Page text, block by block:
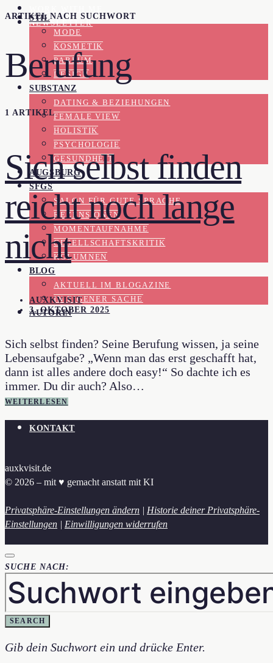
NEWSLETTER
STIL
MODE
KOSMETIK
PARFUM
DESIGN
SUBSTANZ
DATING & BEZIEHUNGEN
FEMALE VIEW
HOLISTIK
PSYCHOLOGIE
GESUNDHEIT
AUGSBURG
SFGS
SALON FÜR GUTE SPRACHE
REZENSIONEN
MOMENTAUFNAHME
GESELLSCHAFTSKRITIK
KOLUMNEN
BLOG
AKTUELL IM BLOGAZINE
IN EIGENER SACHE
AUTORIN
ARTIKEL NACH SUCHWORT
Berufung
1 ARTIKEL
Sich selbst finden
reicht noch lange
nicht
AUXKVISIT
3. OKTOBER 2025
Sich selbst finden? Seine Berufung wissen, ja seine
Lebensaufgabe? „Wenn man das erst geschafft hat,
dann ist alles andere doch easy!“ So dachte ich es
immer. Du dir auch? Also…
WEITERLESEN
KONTAKT
auxkvisit.de
© 2026 – mit ♥︎ gemacht anstatt mit KI
Privatsphäre-Einstellungen ändern | Historie deiner Privatsphäre-
Einstellungen | Einwilligungen widerrufen
SUCHE NACH:
SEARCH
Gib dein Suchwort ein und drücke Enter.